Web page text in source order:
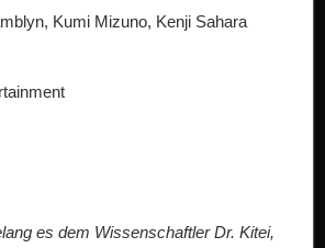
Kumi Mizuno, Kenji Sahara
es dem Wissenschaftler Dr. Kitei,